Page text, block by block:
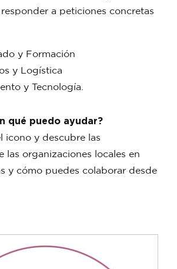
a peticiones concretas
y Formación
y Logística
y Tecnología.
qué puedo ayudar?
icono y descubre las
las organizaciones locales en
y cómo puedes colaborar desde